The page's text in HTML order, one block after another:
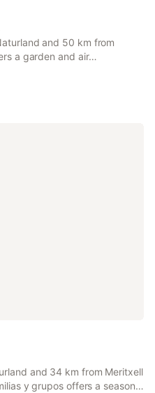
juegos al aire libre para
and 50 km from
a garden and air
to a balcony, free
and 34 km from Meritxell
y grupos offers a seasonal